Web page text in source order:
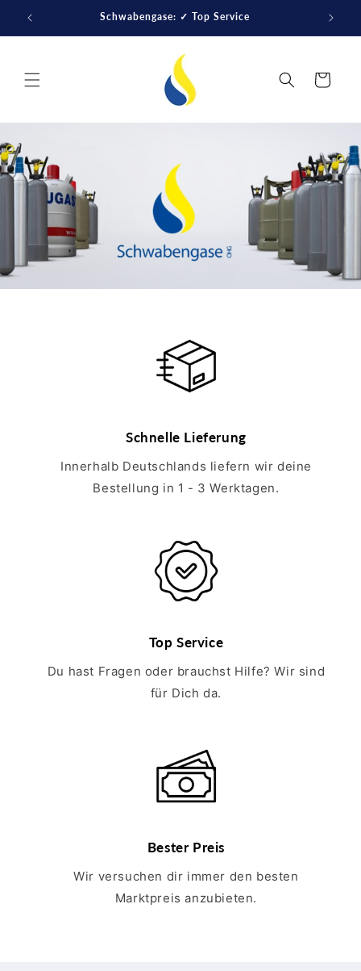
zum
Schwabengase: ✓ Top Service
Warenkorb
Schnelle Lieferung
Innerhalb Deutschlands liefern wir deine
Bestellung in 1 - 3 Werktagen.
Top Service
Du hast Fragen oder brauchst Hilfe? Wir sind
für Dich da.
Bester Preis
Wir versuchen dir immer den besten
Marktpreis anzubieten.